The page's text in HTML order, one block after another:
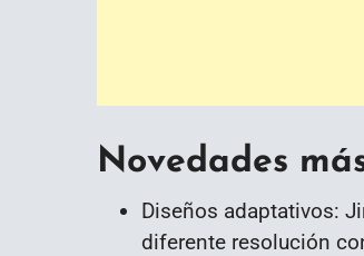
Novedades
Diseños adaptativos:
diferente resolución